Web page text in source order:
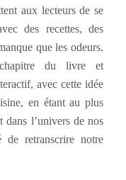
aux lecteurs de se
des recettes, des
que les odeurs.
du livre et
avec cette idée
en étant au plus
dans l’univers de nos
de retranscrire notre